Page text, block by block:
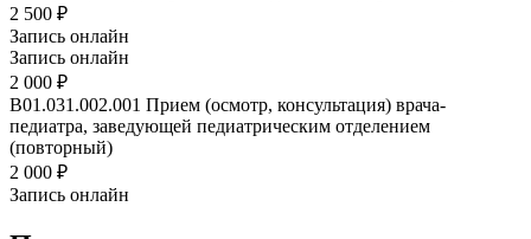
2 500 ₽
Запись онлайн
Запись онлайн
2 000 ₽
B01.031.002.001 Прием (осмотр, консультация) врача-
педиатра, заведующей педиатрическим отделением
(повторный)
2 000 ₽
Запись онлайн